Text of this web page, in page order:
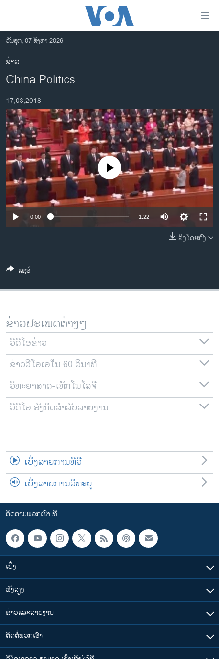
ເຂົ້າ
ຫາ
ຂ້າມ
ຂ້າມ
ໄປ
ຫາ
ຊອກ
ຄົ້ນ
ອາເມຣິກາ
ການເລືອກຕັ້ງ ປະທານາທີບໍດີ ສະຫະລັດ 2024
ຂ່າວ​ຈີນ
ໂລກ
ເອເຊຍ
ອິດສະຫຼະພາບດ້ານການຂ່າວ
ຊີວິດຊາວລາວ
ຊຸມຊົນຊາວລາວ
ວິທະຍາສາດ-ເທັກໂນໂລຈີ
ພາສາອັງກິດ
ລາຍການກະຈາຍສຽງ
ລາຍງານ
ຕິດຕາມພວກເຮົາ ທີ່
ພາສາຕ່າງໆ
ວັນສຸກ, 07 ສິງຫາ 2026
ຂ່າວ
China Politics
17,03,2018
No media source currently available
0:00 1:22
ລິງໂດຍກົງ
ແຊຣ໌
ຂ່າວປະເພດຕ່າງໆ
ວີດີໂອຂ່າວ
ຂ່າວວີໂອເອໃນ 60 ວິນາທີ
ວິທະຍາສາດ-ເທັກໂນໂລຈີ
ວີດີໂອ ອັງກິດສຳລັບລາຍງານ
ເບິ່ງລາຍການທີວີ
ເບິ່ງລາຍການວິທະຍຸ
ຕິດຕາມພວກເຮົາ ທີ່
ເບິ່ງ
ຟັງສຽງ
ຂ່າວແລະລາຍງານ
ຕິດຕໍ່ພວກເຮົາ